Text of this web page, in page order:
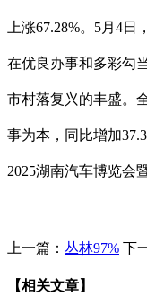
上涨67.28%。5月4
在优良办事和多彩勾
市村落复兴的丰盛。
事为本，同比增加
2025湖南汽车博览会
上一篇： 丛林97% 下
【相关文章】